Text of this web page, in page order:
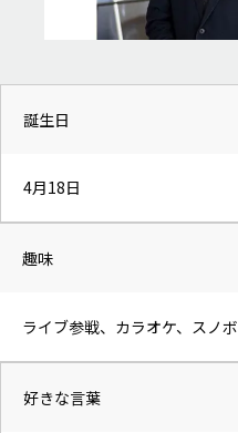
誕生日
4月18日
趣味
ライブ参戦、カラオケ、スノボ
好きな言葉